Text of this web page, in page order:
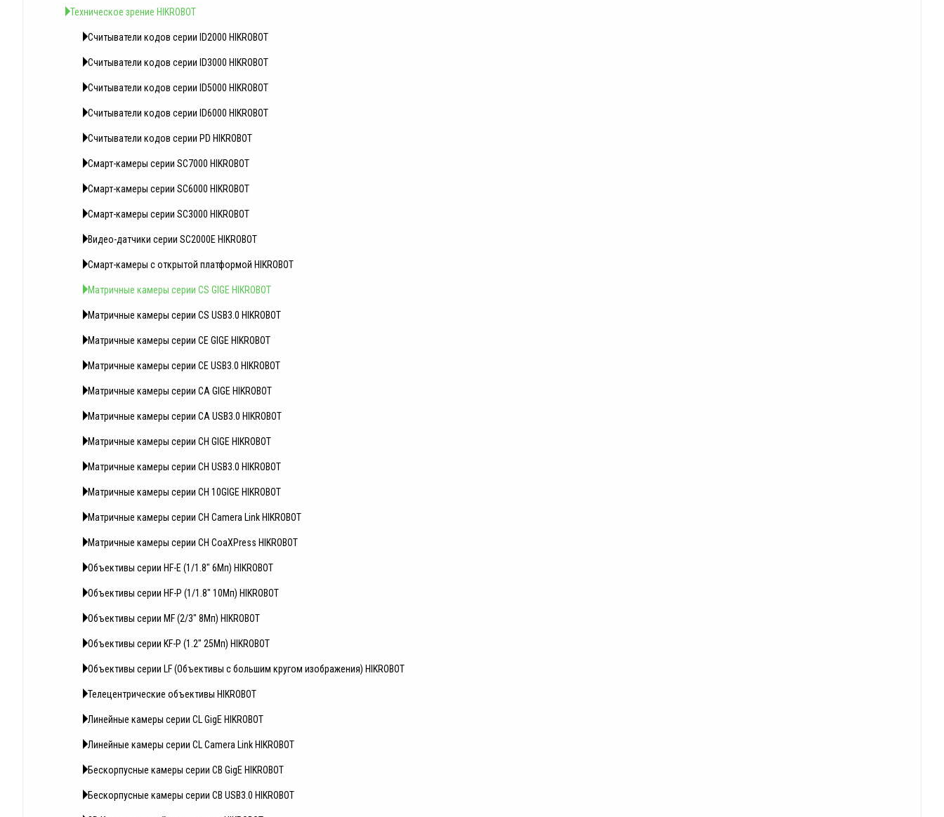
Техническое зрение HIKROBOT
Считыватели кодов серии ID2000 HIKROBOT
Считыватели кодов серии ID3000 HIKROBOT
Считыватели кодов серии ID5000 HIKROBOT
Считыватели кодов серии ID6000 HIKROBOT
Считыватели кодов серии PD HIKROBOT
Смарт-камеры серии SC7000 HIKROBOT
Смарт-камеры серии SC6000 HIKROBOT
Смарт-камеры серии SC3000 HIKROBOT
Видео-датчики серии SC2000E HIKROBOT
Смарт-камеры с открытой платформой HIKROBOT
Матричные камеры серии CS GIGE HIKROBOT
Матричные камеры серии CS USB3.0 HIKROBOT
Матричные камеры серии CE GIGE HIKROBOT
Матричные камеры серии CE USB3.0 HIKROBOT
Матричные камеры серии CA GIGE HIKROBOT
Матричные камеры серии CA USB3.0 HIKROBOT
Матричные камеры серии CH GIGE HIKROBOT
Матричные камеры серии CH USB3.0 HIKROBOT
Матричные камеры серии CH 10GIGE HIKROBOT
Матричные камеры серии CH Camera Link HIKROBOT
Матричные камеры серии CH CoaXPress HIKROBOT
Объективы серии HF-E (1/1.8" 6Мп) HIKROBOT
Объективы серии HF-P (1/1.8" 10Мп) HIKROBOT
Объективы серии MF (2/3" 8Мп) HIKROBOT
Объективы серии KF-P (1.2" 25Мп) HIKROBOT
Объективы серии LF (Объективы с большим кругом изображения) HIKROBOT
Телецентрические объективы HIKROBOT
Линейные камеры серии CL GigE HIKROBOT
Линейные камеры серии CL Camera Link HIKROBOT
Бескорпусные камеры серии CB GigE HIKROBOT
Бескорпусные камеры серии CB USB3.0 HIKROBOT